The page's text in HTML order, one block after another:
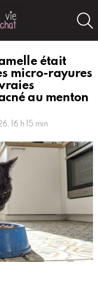
était
micro-rayures
au menton
16 h 15 min